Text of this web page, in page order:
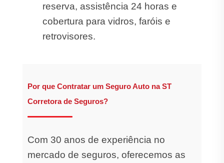
reserva, assistência 24 horas e
cobertura para vidros, faróis e
retrovisores.
Por que Contratar um Seguro Auto na ST
Corretora de Seguros?
Com 30 anos de experiência no
mercado de seguros, oferecemos as